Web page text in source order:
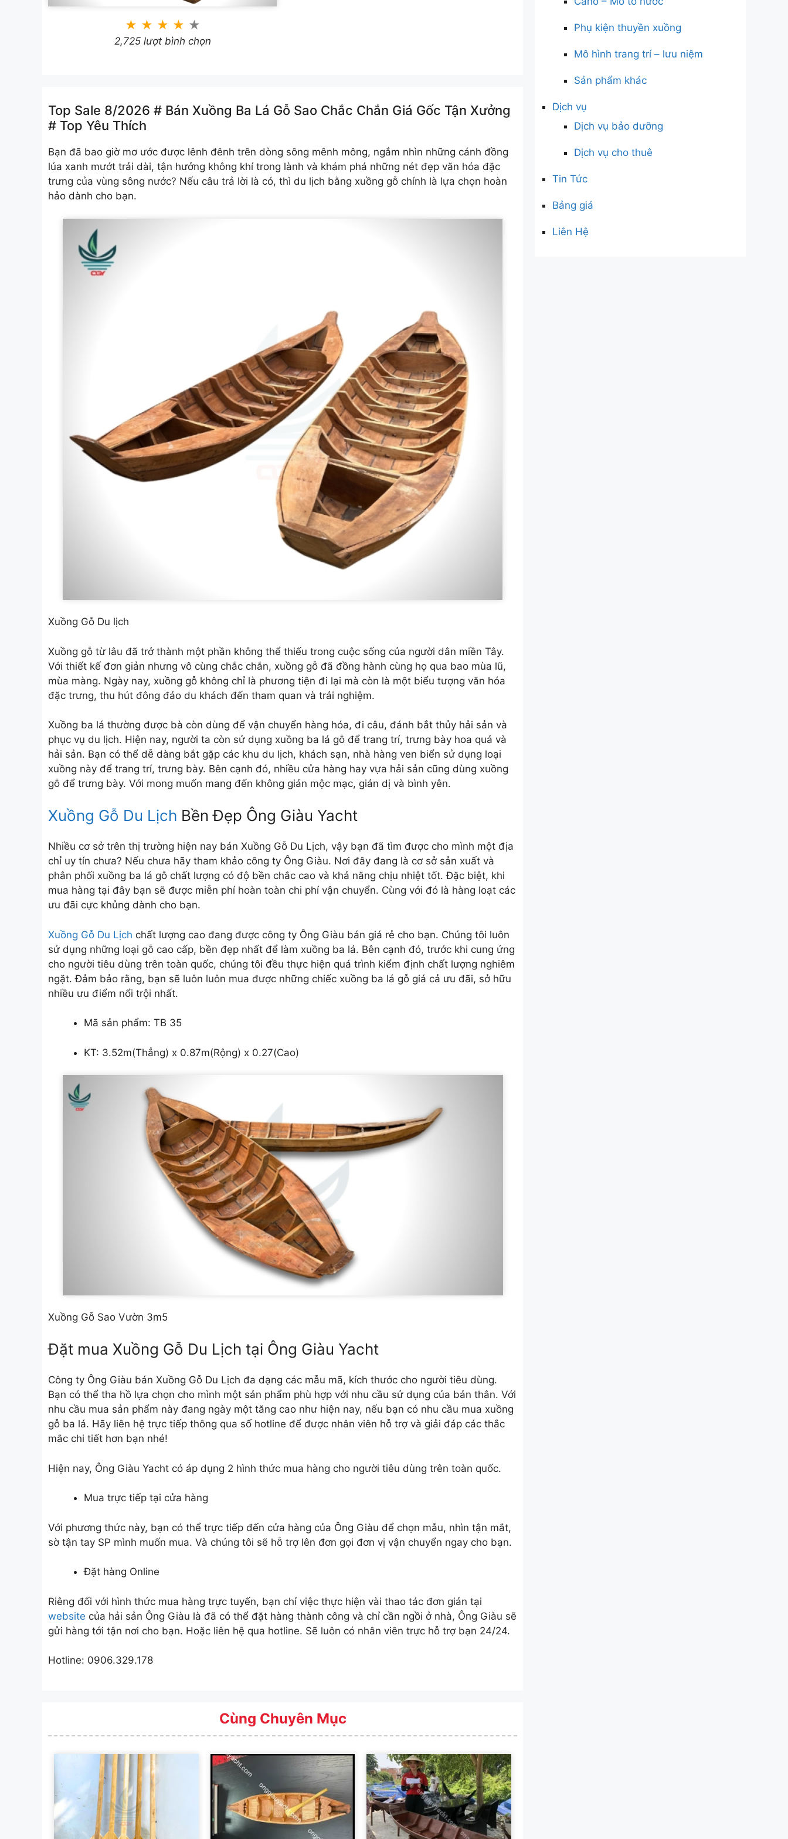
★ ★ ★ ★ ★
2,725 lượt bình chọn
Top Sale 8/2026 # Bán Xuồng Ba Lá Gỗ Sao Chắc Chắn Giá Gốc Tận Xưởng
# Top Yêu Thích
Bạn đã bao giờ mơ ước được lênh đênh trên dòng sông mênh mông, ngắm nhìn những cánh đồng
lúa xanh mướt trải dài, tận hưởng không khí trong lành và khám phá những nét đẹp văn hóa đặc
trưng của vùng sông nước? Nếu câu trả lời là có, thì du lịch bằng xuồng gỗ chính là lựa chọn hoàn
hảo dành cho bạn.
Xuồng Gỗ Du lịch
Xuồng gỗ từ lâu đã trở thành một phần không thể thiếu trong cuộc sống của người dân miền Tây.
Với thiết kế đơn giản nhưng vô cùng chắc chắn, xuồng gỗ đã đồng hành cùng họ qua bao mùa lũ,
mùa màng. Ngày nay, xuồng gỗ không chỉ là phương tiện đi lại mà còn là một biểu tượng văn hóa
đặc trưng, thu hút đông đảo du khách đến tham quan và trải nghiệm.
Xuồng ba lá thường được bà còn dùng để vận chuyển hàng hóa, đi câu, đánh bắt thủy hải sản và
phục vụ du lịch. Hiện nay, người ta còn sử dụng xuồng ba lá gỗ để trang trí, trưng bày hoa quả và
hải sản. Bạn có thể dễ dàng bắt gặp các khu du lịch, khách sạn, nhà hàng ven biển sử dụng loại
xuồng này để trang trí, trưng bày. Bên cạnh đó, nhiều cửa hàng hay vựa hải sản cũng dùng xuồng
gỗ để trưng bày. Với mong muốn mang đến không giản mộc mạc, giản dị và bình yên.
Xuồng Gỗ Du Lịch Bền Đẹp Ông Giàu Yacht
Nhiều cơ sở trên thị trường hiện nay bán Xuồng Gỗ Du Lịch, vậy bạn đã tìm được cho mình một địa
chỉ uy tín chưa? Nếu chưa hãy tham khảo công ty Ông Giàu. Nơi đây đang là cơ sở sản xuất và
phân phối xuồng ba lá gỗ chất lượng có độ bền chắc cao và khả năng chịu nhiệt tốt. Đặc biệt, khi
mua hàng tại đây bạn sẽ được miễn phí hoàn toàn chi phí vận chuyển. Cùng với đó là hàng loạt các
ưu đãi cực khủng dành cho bạn.
Xuồng Gỗ Du Lịch chất lượng cao đang được công ty Ông Giàu bán giá rẻ cho bạn. Chúng tôi luôn
sử dụng những loại gỗ cao cấp, bền đẹp nhất để làm xuồng ba lá. Bên cạnh đó, trước khi cung ứng
cho người tiêu dùng trên toàn quốc, chúng tôi đều thực hiện quá trình kiểm định chất lượng nghiêm
ngặt. Đảm bảo rằng, bạn sẽ luôn luôn mua được những chiếc xuồng ba lá gỗ giá cả ưu đãi, sở hữu
nhiều ưu điểm nổi trội nhất.
Mã sản phẩm: TB 35
KT: 3.52m(Thẳng) x 0.87m(Rộng) x 0.27(Cao)
Xuồng Gỗ Sao Vườn 3m5
Đặt mua Xuồng Gỗ Du Lịch tại Ông Giàu Yacht
Công ty Ông Giàu bán Xuồng Gỗ Du Lịch đa dạng các mẫu mã, kích thước cho người tiêu dùng.
Bạn có thể tha hồ lựa chọn cho mình một sản phẩm phù hợp với nhu cầu sử dụng của bản thân. Với
nhu cầu mua sản phẩm này đang ngày một tăng cao như hiện nay, nếu bạn có nhu cầu mua xuồng
gỗ ba lá. Hãy liên hệ trực tiếp thông qua số hotline để được nhân viên hỗ trợ và giải đáp các thắc
mắc chi tiết hơn bạn nhé!
Hiện nay, Ông Giàu Yacht có áp dụng 2 hình thức mua hàng cho người tiêu dùng trên toàn quốc.
Mua trực tiếp tại cửa hàng
Với phương thức này, bạn có thể trực tiếp đến cửa hàng của Ông Giàu để chọn mẫu, nhìn tận mắt,
sờ tận tay SP mình muốn mua. Và chúng tôi sẽ hỗ trợ lên đơn gọi đơn vị vận chuyển ngay cho bạn.
Đặt hàng Online
Riêng đối với hình thức mua hàng trực tuyến, bạn chỉ việc thực hiện vài thao tác đơn giản tại
website của hải sản Ông Giàu là đã có thể đặt hàng thành công và chỉ cần ngồi ở nhà, Ông Giàu sẽ
gửi hàng tới tận nơi cho bạn. Hoặc liên hệ qua hotline. Sẽ luôn có nhân viên trực hỗ trợ bạn 24/24.
Hotline: 0906.329.178
Cùng Chuyên Mục
Phụ kiện thuyền xuồng
Mô hình trang trí – lưu niệm
Sản phẩm khác
Dịch vụ
Dịch vụ bảo dưỡng
Dịch vụ cho thuê
Tin Tức
Bảng giá
Liên Hệ